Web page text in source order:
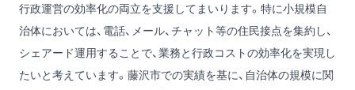
行政運営の効率化の両立を支援してまいります。特に小規模自
治体においては、電話、メール、チャット等の住民接点を集約し、
シェアード運用することで、業務と行政コストの効率化を実現し
たいと考えています。藤沢市での実績を基に、自治体の規模に関